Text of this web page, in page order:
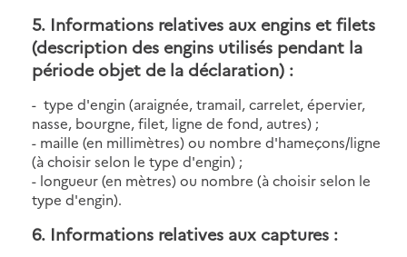
5. Informations relatives aux engins et filets
(description des engins utilisés pendant la
période objet de la déclaration) :
- type d'engin (araignée, tramail, carrelet, épervier,
nasse, bourgne, filet, ligne de fond, autres) ;
- maille (en millimètres) ou nombre d'hameçons/ligne
(à choisir selon le type d'engin) ;
- longueur (en mètres) ou nombre (à choisir selon le
type d'engin).
6. Informations relatives aux captures :